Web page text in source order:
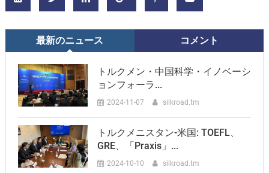
最新のニュース コメント
トルクメン・中国科学・イノベーシ
ョンフォーラ...
2024-11-07 silkroad.tm
トルクメニスタン-米国: TOEFL、
GRE、「Praxis」...
2024-10-10 silkroad.tm